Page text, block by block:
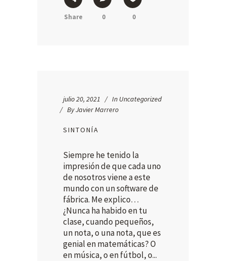
Share 0 0
julio 20, 2021 In Uncategorized
ByJavier Marrero
SINTONÍA
Siempre he tenido la
impresión de que cada uno
de nosotros viene a este
mundo con un software de
fábrica. Me explico…
¿Nunca ha habido en tu
clase, cuando pequeños,
un nota, o una nota, que es
genial en matemáticas? O
en música, o en fútbol, o...